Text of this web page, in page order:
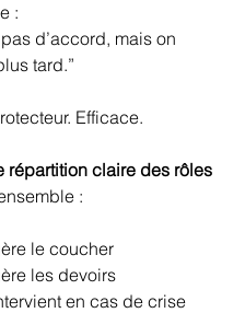
:
pas d’accord, mais on
tard.”
Efficace.
répartition claire des rôles
:
le coucher
les devoirs
en cas de crise